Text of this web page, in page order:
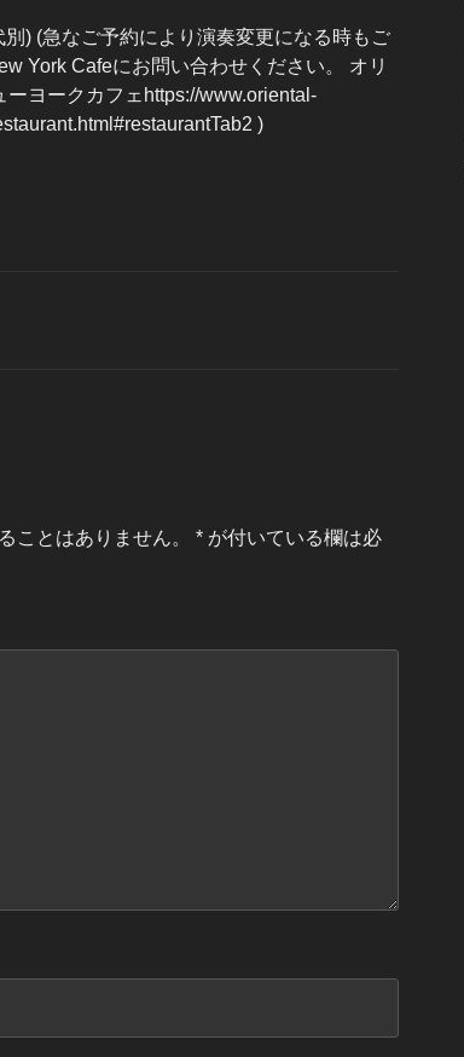
) (急なご予約により演奏変更になる時もご
York Cafeにお問い合わせください。 オリ
ヨークカフェhttps://www.oriental-
)
ことはありません。 * が付いている欄は必